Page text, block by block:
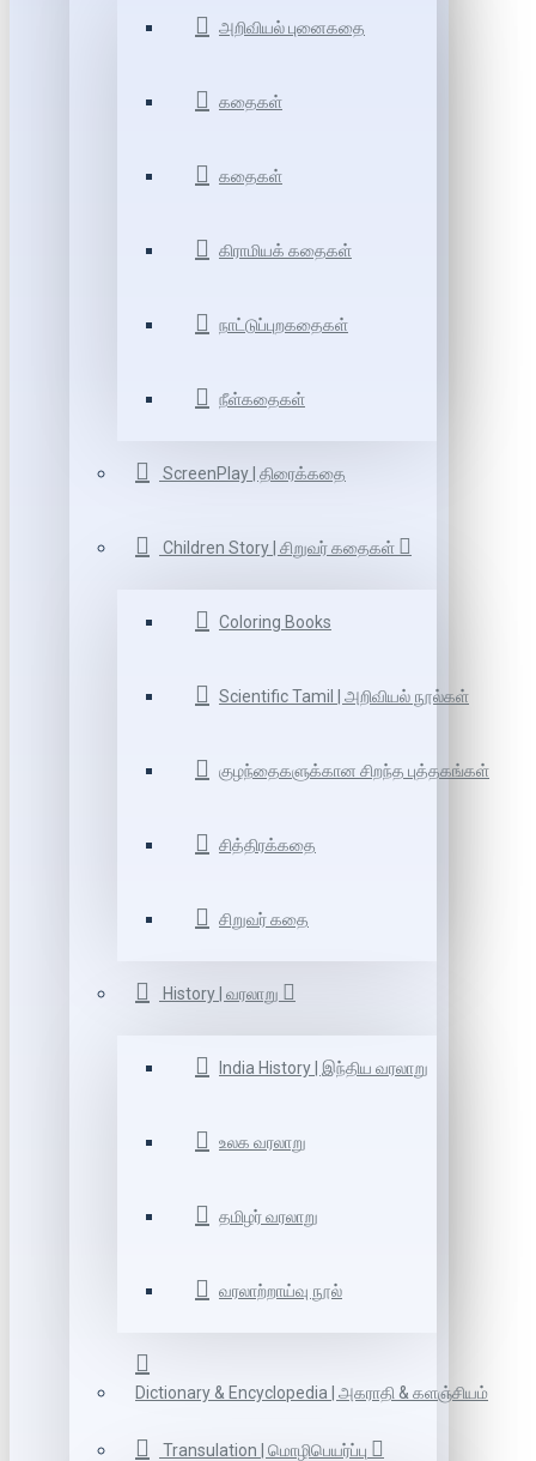
அறிவியல் புனைகதை
கதைகள்
கதைகள்
கிராமியக் கதைகள்
நாட்டுப்புறகதைகள்
நீள்கதைகள்
ScreenPlay | திரைக்கதை
Children Story | சிறுவர் கதைகள்
Coloring Books
Scientific Tamil | அறிவியல் நூல்கள்
குழந்தைகளுக்கான சிறந்த புத்தகங்கள்
சித்திரக்கதை
சிறுவர் கதை
History | வரலாறு
India History | இந்திய வரலாறு
உலக வரலாறு
தமிழர் வரலாறு
வரலாற்றாய்வு நூல்
Dictionary & Encyclopedia | அகராதி & களஞ்சியம்
Transulation | மொழிபெயர்ப்பு